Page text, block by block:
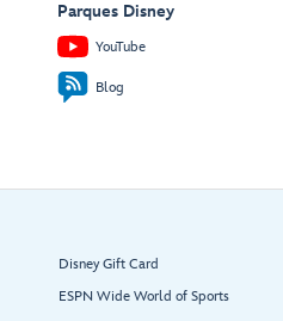
Parques Disney
YouTube
Blog
Disney Gift Card
ESPN Wide World of Sports